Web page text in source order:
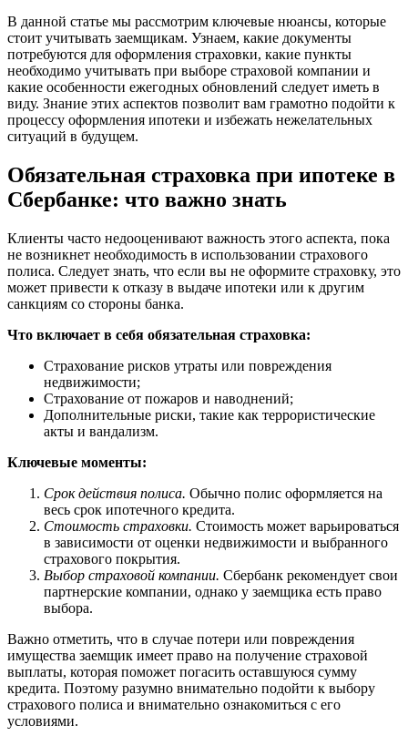
В данной статье мы рассмотрим ключевые нюансы, которые
стоит учитывать заемщикам. Узнаем, какие документы
потребуются для оформления страховки, какие пункты
необходимо учитывать при выборе страховой компании и
какие особенности ежегодных обновлений следует иметь в
виду. Знание этих аспектов позволит вам грамотно подойти к
процессу оформления ипотеки и избежать нежелательных
ситуаций в будущем.
Обязательная страховка при ипотеке в
Сбербанке: что важно знать
Клиенты часто недооценивают важность этого аспекта, пока
не возникнет необходимость в использовании страхового
полиса. Следует знать, что если вы не оформите страховку, это
может привести к отказу в выдаче ипотеки или к другим
санкциям со стороны банка.
Что включает в себя обязательная страховка:
Страхование рисков утраты или повреждения
недвижимости;
Страхование от пожаров и наводнений;
Дополнительные риски, такие как террористические
акты и вандализм.
Ключевые моменты:
Срок действия полиса. Обычно полис оформляется на
весь срок ипотечного кредита.
Стоимость страховки. Стоимость может варьироваться
в зависимости от оценки недвижимости и выбранного
страхового покрытия.
Выбор страховой компании. Сбербанк рекомендует свои
партнерские компании, однако у заемщика есть право
выбора.
Важно отметить, что в случае потери или повреждения
имущества заемщик имеет право на получение страховой
выплаты, которая поможет погасить оставшуюся сумму
кредита. Поэтому разумно внимательно подойти к выбору
страхового полиса и внимательно ознакомиться с его
условиями.